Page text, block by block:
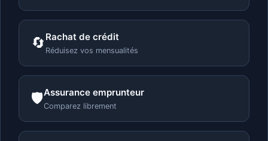
🔄 Rachat de crédit
Réduisez vos mensualités
🛡️Assurance emprunteur
Comparez librement